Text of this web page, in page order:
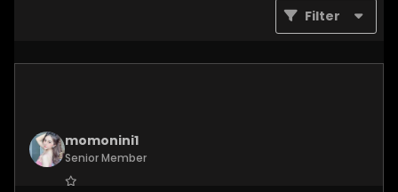
Filter
momonini1
Senior Member